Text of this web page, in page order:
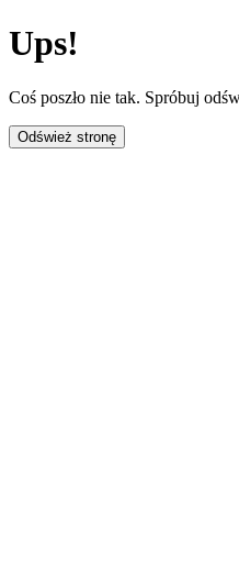
Ups!
Coś poszło nie tak. Spróbuj
Odśwież stronę